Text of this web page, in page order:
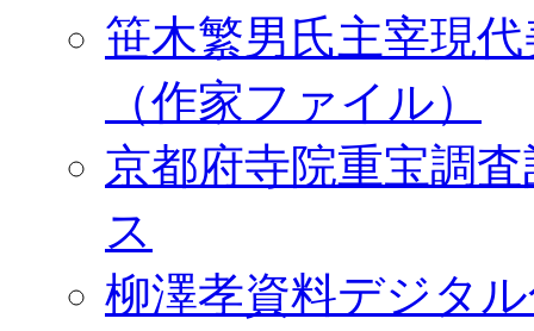
笹木繁男氏主宰現
（作家ファイル）
京都府寺院重宝調
ス
柳澤孝資料デジタ